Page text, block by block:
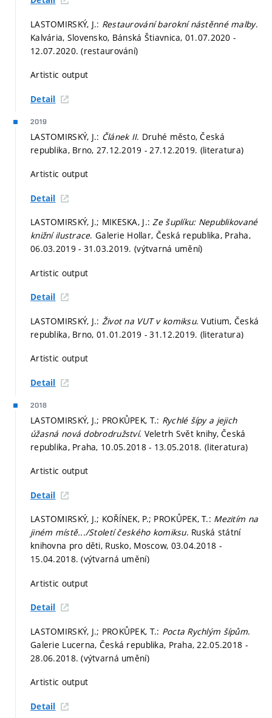
LASTOMIRSKÝ, J.: Restaurování barokní nástěnné malby.
Kalvária, Slovensko, Bánská Štiavnica, 01.07.2020 -
12.07.2020. (restaurování)
Artistic output
Detail
2019
LASTOMIRSKÝ, J.: Článek II. Druhé město, Česká
republika, Brno, 27.12.2019 - 27.12.2019. (literatura)
Artistic output
Detail
LASTOMIRSKÝ, J.; MIKESKA, J.:Ze šuplíku: Nepublikované
knižní ilustrace. Galerie Hollar, Česká republika, Praha,
06.03.2019 - 31.03.2019. (výtvarná umění)
Artistic output
Detail
LASTOMIRSKÝ, J.: Život na VUT v komiksu. Vutium, Česká
republika, Brno, 01.01.2019 - 31.12.2019. (literatura)
Artistic output
Detail
2018
LASTOMIRSKÝ, J.; PROKŮPEK, T.: Rychlé šípy a jejich
úžasná nová dobrodružství. Veletrh Svět knihy, Česká
republika, Praha, 10.05.2018 - 13.05.2018. (literatura)
Artistic output
Detail
LASTOMIRSKÝ, J.; KOŘÍNEK, P.; PROKŮPEK, T.: Mezitím na
jiném místě.../Století českého komiksu. Ruská státní
knihovna pro děti, Rusko, Moscow, 03.04.2018 -
15.04.2018. (výtvarná umění)
Artistic output
Detail
LASTOMIRSKÝ, J.; PROKŮPEK, T.: Pocta Rychlým šípům.
Galerie Lucerna, Česká republika, Praha, 22.05.2018 -
28.06.2018. (výtvarná umění)
Artistic output
Detail